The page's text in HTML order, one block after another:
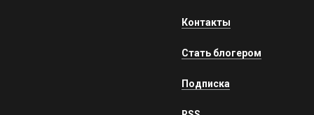
Контакты
Стать блогером
Подписка